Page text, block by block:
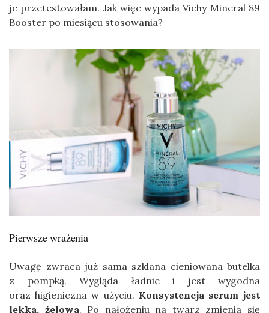
je przetestowałam. Jak więc wypada Vichy Mineral 89
Booster po miesiącu stosowania?
Pierwsze wrażenia
Uwagę zwraca już sama szklana cieniowana butelka
z pompką. Wygląda ładnie i jest wygodna
oraz higieniczna w użyciu. Konsystencja serum jest
lekka, żelowa. Po nałożeniu na twarz zmienia się